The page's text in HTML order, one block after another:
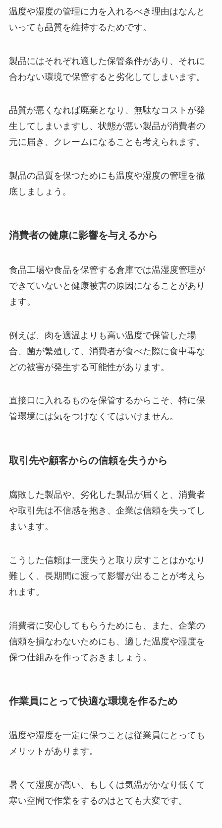
温度や湿度の管理に力を入れるべき理由はなんと
いっても品質を維持するためです。
製品にはそれぞれ適した保管条件があり、それに
合わない環境で保管すると劣化してしまいます。
品質が悪くなれば廃棄となり、無駄なコストが発
生してしまいますし、状態が悪い製品が消費者の
元に届き、クレームになることも考えられます。
製品の品質を保つためにも温度や湿度の管理を徹
底しましょう。
消費者の健康に影響を与えるから
食品工場や食品を保管する倉庫では温湿度管理が
できていないと健康被害の原因になることがあり
ます。
例えば、肉を適温よりも高い温度で保管した場
合、菌が繁殖して、消費者が食べた際に食中毒な
どの被害が発生する可能性があります。
直接口に入れるものを保管するからこそ、特に保
管環境には気をつけなくてはいけません。
取引先や顧客からの信頼を失うから
腐敗した製品や、劣化した製品が届くと、消費者
や取引先は不信感を抱き、企業は信頼を失ってし
まいます。
こうした信頼は一度失うと取り戻すことはかなり
難しく、長期間に渡って影響が出ることが考えら
れます。
消費者に安心してもらうためにも、また、企業の
信頼を損なわないためにも、適した温度や湿度を
保つ仕組みを作っておきましょう。
作業員にとって快適な環境を作るため
温度や湿度を一定に保つことは従業員にとっても
メリットがあります。
暑くて湿度が高い、もしくは気温がかなり低くて
寒い空間で作業をするのはとても大変です。